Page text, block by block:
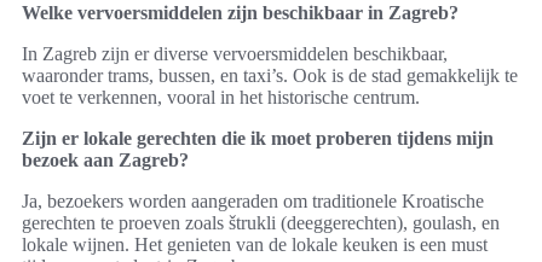
Welke vervoersmiddelen zijn beschikbaar in Zagreb?
In Zagreb zijn er diverse vervoersmiddelen beschikbaar,
waaronder trams, bussen, en taxi’s. Ook is de stad gemakkelijk te
voet te verkennen, vooral in het historische centrum.
Zijn er lokale gerechten die ik moet proberen tijdens mijn
bezoek aan Zagreb?
Ja, bezoekers worden aangeraden om traditionele Kroatische
gerechten te proeven zoals štrukli (deeggerechten), goulash, en
lokale wijnen. Het genieten van de lokale keuken is een must